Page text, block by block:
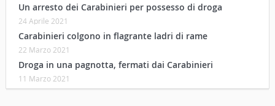
Un arresto dei Carabinieri per possesso di droga
24 Aprile 2021
Carabinieri colgono in flagrante ladri di rame
22 Marzo 2021
Droga in una pagnotta, fermati dai Carabinieri
11 Marzo 2021